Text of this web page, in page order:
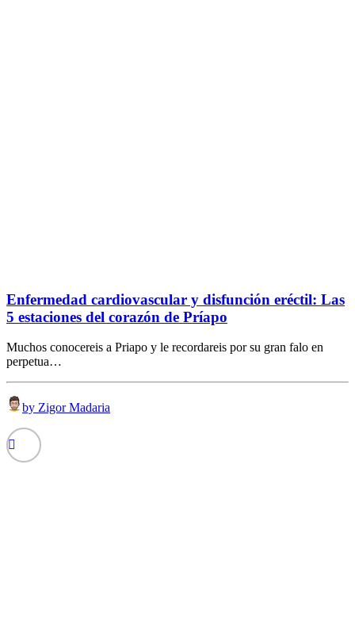
Enfermedad cardiovascular y disfunción eréctil: Las
5 estaciones del corazón de Príapo
Muchos conocereis a Priapo y le recordareis por su gran falo en
perpetua…
by Zigor Madaria